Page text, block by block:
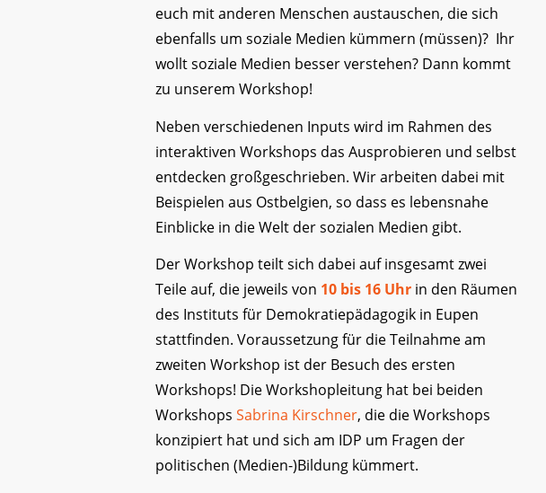
euch mit anderen Menschen austauschen, die sich
ebenfalls um soziale Medien kümmern (müssen)? Ihr
wollt soziale Medien besser verstehen? Dann kommt
zu unserem Workshop!
Neben verschiedenen Inputs wird im Rahmen des
interaktiven Workshops das Ausprobieren und selbst
entdecken großgeschrieben. Wir arbeiten dabei mit
Beispielen aus Ostbelgien, so dass es lebensnahe
Einblicke in die Welt der sozialen Medien gibt.
Der Workshop teilt sich dabei auf insgesamt zwei
Teile auf, die jeweils von 10 bis 16 Uhrin den Räumen
des Instituts für Demokratiepädagogik in Eupen
stattfinden. Voraussetzung für die Teilnahme am
zweiten Workshop ist der Besuch des ersten
Workshops! Die Workshopleitung hat bei beiden
Workshops Sabrina Kirschner, die die Workshops
konzipiert hat und sich am IDP um Fragen der
politischen (Medien-)Bildung kümmert.